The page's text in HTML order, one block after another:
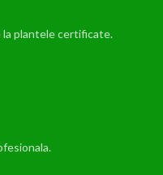
plantele certificate.